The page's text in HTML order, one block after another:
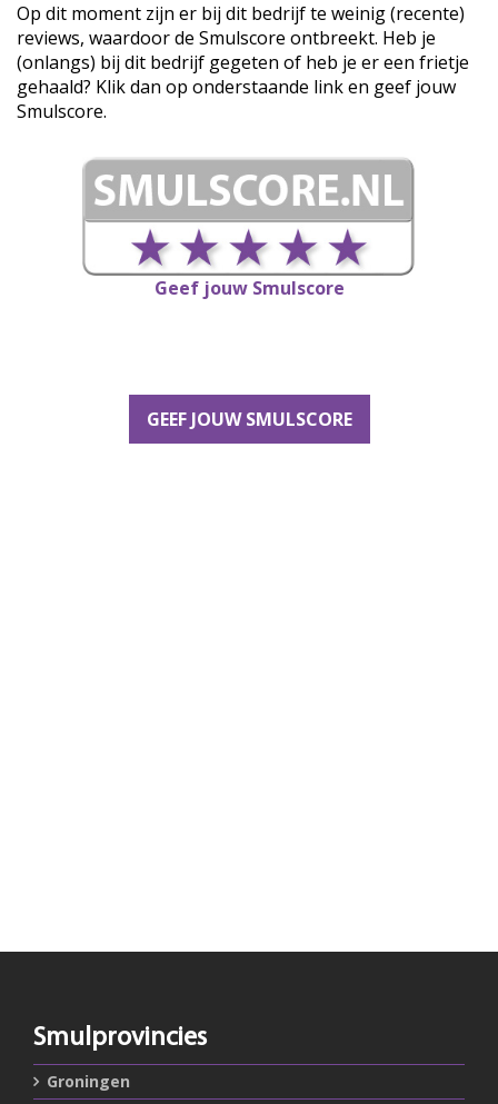
Op dit moment zijn er bij dit bedrijf te weinig (recente)
reviews, waardoor de Smulscore ontbreekt. Heb je
(onlangs) bij dit bedrijf gegeten of heb je er een frietje
gehaald? Klik dan op onderstaande link en geef jouw
Smulscore.
Geef jouw Smulscore
GEEF JOUW SMULSCORE
Smulprovincies
Groningen